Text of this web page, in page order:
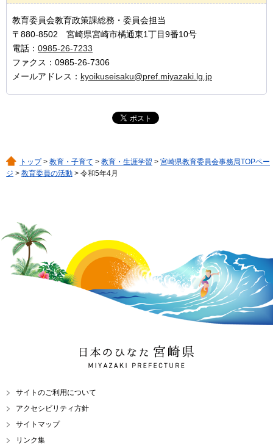
教育委員会教育政策課総務・委員会担当
〒880-8502 宮崎県宮崎市橘通東1丁目9番10号
電話： 0985-26-7233
ファクス：0985-26-7306
メールアドレス： kyoikuseisaku@pref.miyazaki.lg.jp
トップ> 教育・子育て > 教育・生涯学習 > 宮崎県教育委員会事務局TOPペー
ジ > 教育委員の活動 > 令和5年4月
日本のひなた 宮崎県
MIYAZAKI PREFECTURE
サイトのご利用について
アクセシビリティ方針
サイトマップ
リンク集